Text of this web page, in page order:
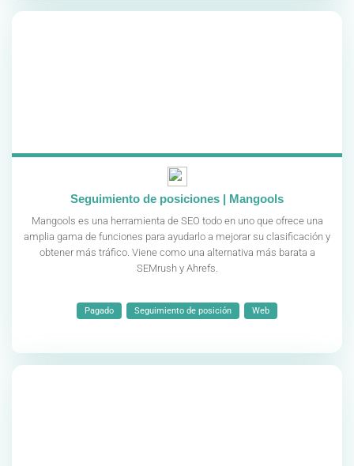
Seguimiento de posiciones | Mangools
Mangools es una herramienta de SEO todo en uno que ofrece una
amplia gama de funciones para ayudarlo a mejorar su clasificación y
obtener más tráfico. Viene como una alternativa más barata a
SEMrush y Ahrefs.
Pagado Seguimiento de posición Web